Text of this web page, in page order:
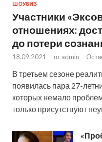
ШОУБИЗ
Участники
отношениях:
до потери
18.09.2021 - от admin -
В третьем сезоне
появилась пара 27-
которых немало
только присутствуют